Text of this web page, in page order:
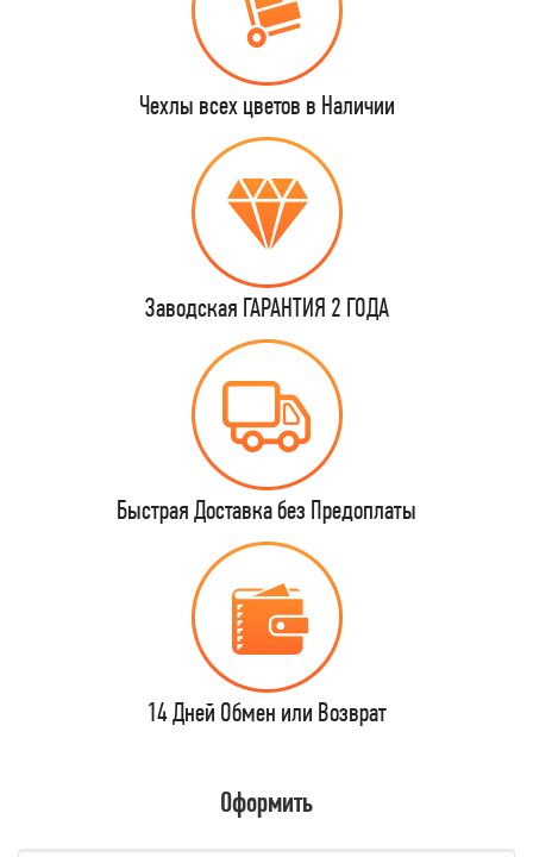
Чехлы всех цветов в Наличии
Заводская ГАРАНТИЯ 2 ГОДА
Быстрая Доставка без Предоплаты
14 Дней Обмен или Возврат
Оформить